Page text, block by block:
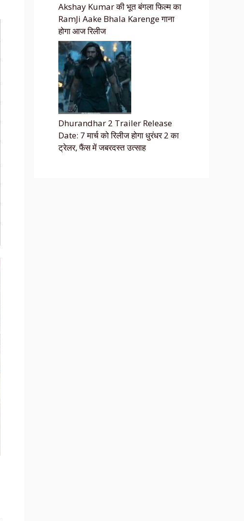
Akshay Kumar की भूत बंगला फिल्म का
RamJi Aake Bhala Karenge गाना
होगा आज रिलीज
Dhurandhar 2 Trailer Release
Date: 7 मार्च को रिलीज होगा धुरंधर 2 का
ट्रेलर, फैंस में जबरदस्त उत्साह